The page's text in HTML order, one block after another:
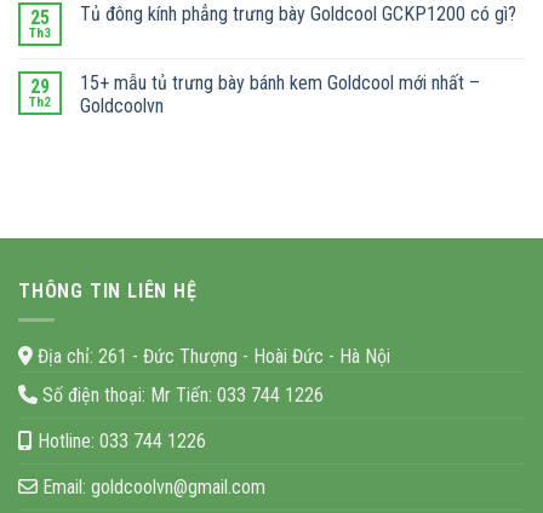
25
Th3
Tủ đông kính phẳng trưng bày Goldcool GCKP1200 có gì?
29
Th2
15+ mẫu tủ trưng bày bánh kem Goldcool mới nhất –
Goldcoolvn
THÔNG TIN LIÊN HỆ
Địa chỉ: 261 - Đức Thượng - Hoài Đức - Hà Nội
Số điện thoại: Mr Tiến: 033 744 1226
Hotline: 033 744 1226
Email: goldcoolvn@gmail.com